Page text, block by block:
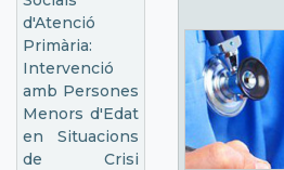
d'Atenció
Primària:
Intervenció
amb Persones
Menors d'Edat
en Situacions
de Crisi